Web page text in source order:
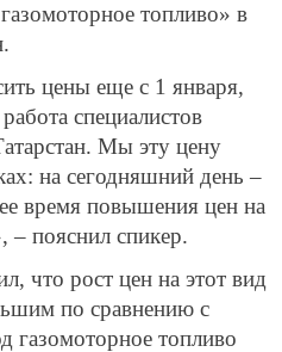
топливо» в
цены еще с 1 января,
специалистов
Мы эту цену
на сегодняшний день –
время повышения цен на
– пояснил спикер.
что рост цен на этот вид
по сравнению с
газомоторное топливо